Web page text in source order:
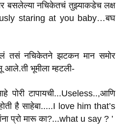
बसलेल्या नचिकेतचं तुझ्याकडेच लक्ष
staring at you baby…बघ
तसं नचिकेतने झटकन मान समोर
भूमीला म्हटली-
पोरी टापायची...Useless..,आणि
है साहेबा.....I love him that’s
प्रो मारू का?...what u say ? ’